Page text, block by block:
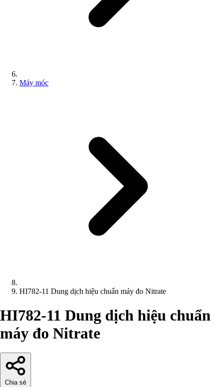
Máy móc
HI782-11 Dung dịch hiệu chuẩn máy đo Nitrate
HI782-11 Dung dịch hiệu chuẩn
máy đo Nitrate
Chia sẻ